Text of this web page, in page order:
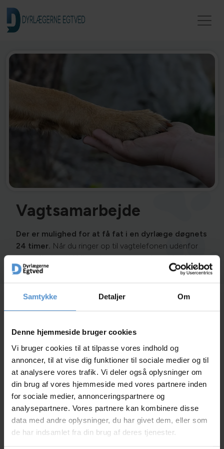
Samtykke Detaljer Om
Denne hjemmeside bruger cookies
Vi bruger cookies til at tilpasse vores indhold og
annoncer, til at vise dig funktioner til sociale medier og til
at analysere vores trafik. Vi deler også oplysninger om
din brug af vores hjemmeside med vores partnere inden
for sociale medier, annonceringspartnere og
analysepartnere. Vores partnere kan kombinere disse
data med andre oplysninger, du har givet dem, eller som
de har indsamlet fra din brug af deres tjenester.
Vagtsamarbejde
Der er mulighed for at få fat i en dyrlæge døgnets
24 timer. Når du ringer op til vagtelefonen udenfor
vores åbningstid bliver du spurgt, om du ønsker hjælp
til smådyr eller til kvæg/hest.
Vi har et stort smådyrsvagtsamarbejde med otte
stillet videre til, hvis vi ikke selv har vagten. Om
natten er det muligt, at du bliver henvist til Århus,
Varde eller Odense dyrehospital.
I stordyrspraksis samarbejder vi med Billund
dyreklinik og Univet i Brørup om vagten.
Udenfor almindelige åbningstider er der et tillæg
på honoraret.